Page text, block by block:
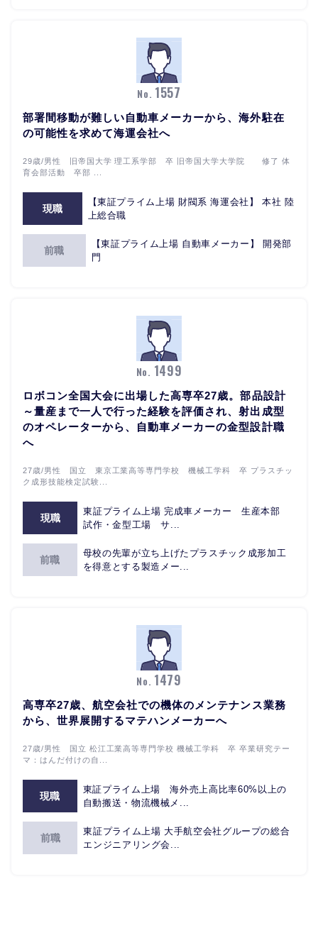
No. 1557
部署間移動が難しい自動車メーカーから、海外駐在
の可能性を求めて海運会社へ
29歳/男性 旧帝国大学 理工系学部 卒 旧帝国大学大学院 修了 体
育会部活動 卒部 ...
現職
【東証プライム上場 財閥系 海運会社】 本社 陸
上総合職
前職
【東証プライム上場 自動車メーカー】 開発部
門
No. 1499
ロボコン全国大会に出場した高専卒27歳。部品設計
～量産まで一人で行った経験を評価され、射出成型
のオペレーターから、自動車メーカーの金型設計職
へ
27歳/男性 国立 東京工業高等専門学校 機械工学科 卒 プラスチッ
ク成形技能検定試験...
現職
東証プライム上場 完成車メーカー 生産本部
試作・金型工場 サ...
前職
母校の先輩が立ち上げたプラスチック成形加工
を得意とする製造メー...
No. 1479
高専卒27歳、航空会社での機体のメンテナンス業務
から、世界展開するマテハンメーカーへ
27歳/男性 国立 松江工業高等専門学校 機械工学科 卒 卒業研究テー
マ：はんだ付けの自...
現職
東証プライム上場 海外売上高比率60%以上の
自動搬送・物流機械メ...
前職
東証プライム上場 大手航空会社グループの総合
エンジニアリング会...